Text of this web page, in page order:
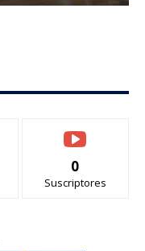
0
Suscriptores